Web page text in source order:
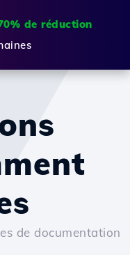
de réduction
de documentation